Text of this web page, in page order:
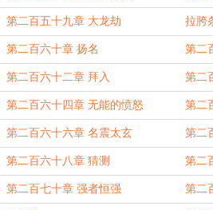
公平
第二百五十九章 大龙劫 拉胯
第二百六十章 扬名 第二
第二百六十二章 拜入 第二
第二百六十四章 无能的愤怒 第二
第二百六十六章 名震太玄 第二
第二百六十八章 猜测 第二
第二百七十章 强者恒强 第二